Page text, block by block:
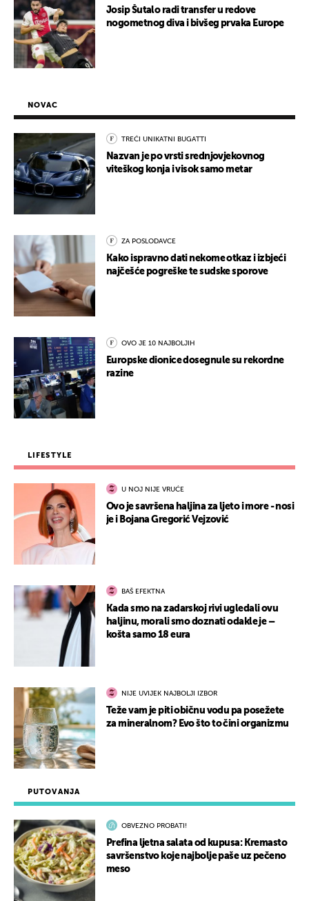
Josip Šutalo radi transfer u redove
nogometnog diva i bivšeg prvaka Europe
PUTOVANJA
OBVEZNO PROBATI!
Prefina ljetna salata od kupusa: Kremasto
savršenstvo koje najbolje paše uz pečeno
meso
NOVAC
TREĆI UNIKATNI BUGATTI
Nazvan je po vrsti srednjovjekovnog
viteškog konja i visok samo metar
ZA POSLODAVCE
Kako ispravno dati nekome otkaz i izbjeći
najčešće pogreške te sudske sporove
OVO JE 10 NAJBOLJIH
Europske dionice dosegnule su rekordne
razine
LIFESTYLE
U NOJ NIJE VRUĆE
Ovo je savršena haljina za ljeto i more - nosi
je i Bojana Gregorić Vejzović
BAŠ EFEKTNA
Kada smo na zadarskoj rivi ugledali ovu
haljinu, morali smo doznati odakle je –
košta samo 18 eura
NIJE UVIJEK NAJBOLJI IZBOR
Teže vam je piti običnu vodu pa posežete
za mineralnom? Evo što to čini organizmu